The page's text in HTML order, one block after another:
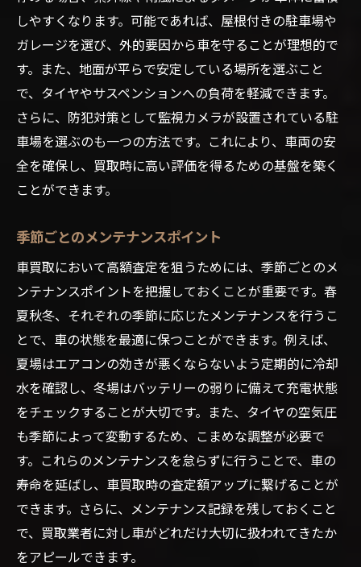
しやすくなります。可能であれば、屋根付きの駐車場や
ガレージを選び、外的要因から車を守ることが理想的で
す。また、地面が平らで安定している場所を選ぶこと
で、タイヤやサスペンションへの負荷を軽減できます。
さらに、防犯対策として監視カメラが設置されている駐
車場を選ぶのも一つの方法です。これにより、車両の安
全を確保し、買取時に高い評価を得るための基盤を築く
ことができます。
季節ごとのメンテナンスポイント
車買取において高額査定を狙うためには、季節ごとのメ
ンテナンスポイントを把握しておくことが重要です。春
夏秋冬、それぞれの季節に応じたメンテナンスを行うこ
とで、車の状態を最適に保つことができます。例えば、
夏場はエアコンの効きが悪くならないよう定期的に冷却
水を確認し、冬場はバッテリーの弱りに備えて充電状態
をチェックすることが大切です。また、タイヤの空気圧
も季節によって変動するため、こまめな調整が必要で
す。これらのメンテナンスを怠らずに行うことで、車の
寿命を延ばし、車買取時の査定額アップに繋げることが
できます。さらに、メンテナンス記録を残しておくこと
で、買取業者に対し車がどれだけ大切に扱われてきたか
をアピールできます。